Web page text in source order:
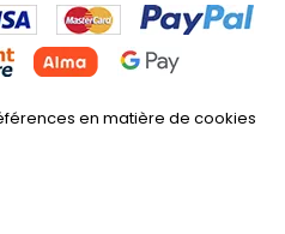
en matière de cookies